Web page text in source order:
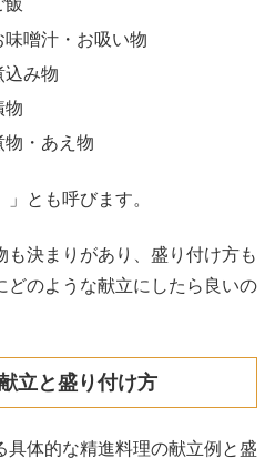
飯
噌汁・お吸い物
込み物
物
物・あえ物
とも呼びます。
決まりがあり、盛り付け方も
どのような献立にしたら良いの
立と盛り付け方
具体的な精進料理の献立例と盛